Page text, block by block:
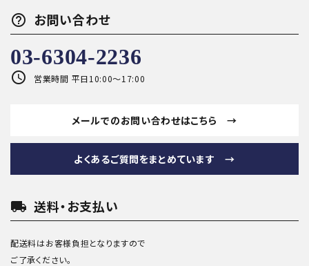
help_outline お問い合わせ
03-6304-2236
schedule 営業時間 平日10:00～17:00
メールでのお問い合わせはこちら →
よくあるご質問をまとめています →
local_shipping 送料・お支払い
配送料はお客様負担となりますので
ご了承ください。